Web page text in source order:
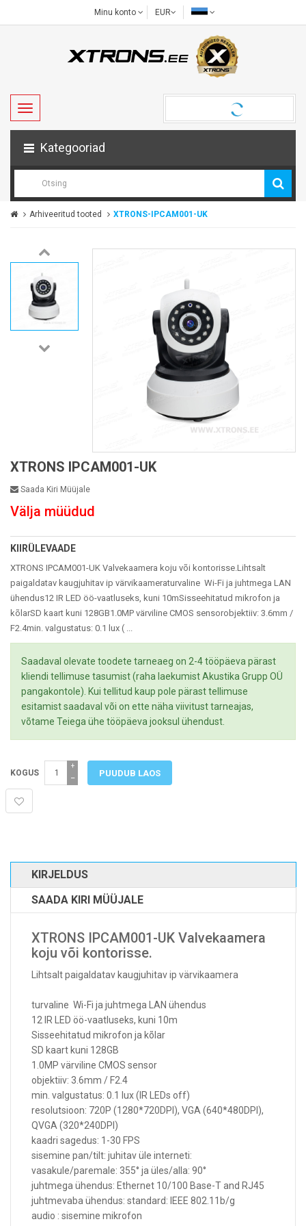
Minu konto EUR
Kategooriad
Arhiveeritud tooted XTRONS-IPCAM001-UK
XTRONS IPCAM001-UK
Saada Kiri Müüjale
Välja müüdud
KIIRÜLEVAADE
XTRONS IPCAM001-UK Valvekaamera koju või kontorisse.Lihtsalt
paigaldatav kaugjuhitav ip värvikaameraturvaline Wi-Fi ja juhtmega LAN
ühendus12 IR LED öö-vaatluseks, kuni 10mSisseehitatud mikrofon ja
kõlarSD kaart kuni 128GB1.0MP värviline CMOS sensorobjektiiv: 3.6mm /
F2.4min. valgustatus: 0.1 lux ( ...
Saadaval olevate toodete tarneaeg on 2-4 tööpäeva pärast
kliendi tellimuse tasumist (raha laekumist Akustika Grupp OÜ
pangakontole). Kui tellitud kaup pole pärast tellimuse
esitamist saadaval või on ette näha viivitust tarneajas,
võtame Teiega ühe tööpäeva jooksul ühendust.
KOGUS −
+
KIRJELDUS
SAADA KIRI MÜÜJALE
XTRONS IPCAM001-UK Valvekaamera
koju või kontorisse.
Lihtsalt paigaldatav kaugjuhitav ip värvikaamera
turvaline Wi-Fi ja juhtmega LAN ühendus
12 IR LED öö-vaatluseks, kuni 10m
Sisseehitatud mikrofon ja kõlar
SD kaart kuni 128GB
1.0MP värviline CMOS sensor
objektiiv: 3.6mm / F2.4
min. valgustatus: 0.1 lux (IR LEDs off)
resolutsioon: 720P (1280*720DPI), VGA (640*480DPI),
QVGA (320*240DPI)
kaadri sagedus: 1-30 FPS
sisemine pan/tilt: juhitav üle interneti:
vasakule/paremale: 355° ja üles/alla: 90°
juhtmega ühendus: Ethernet 10/100 Base-T and RJ45
juhtmevaba ühendus: standard: IEEE 802.11b/g
audio : sisemine mikrofon